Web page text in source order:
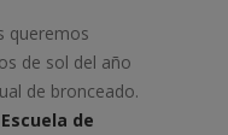
queremos
de sol del año
de bronceado.
Escuela de